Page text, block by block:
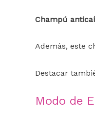
Champú
Además, este
Destacar
Modo de